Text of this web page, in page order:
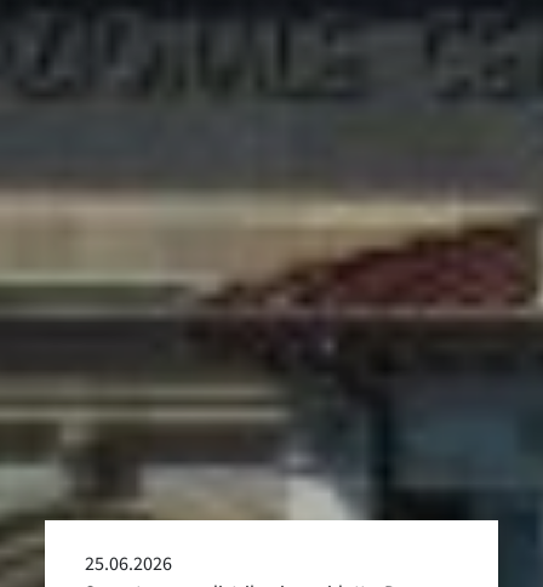
25.06.2026